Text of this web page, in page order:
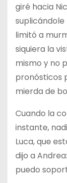
giré hacia
suplicándole
limitó a
siquiera la
mismo y no
pronósticos
mierda de
Cuando la
instante,
Luca, que
dijo a
puedo